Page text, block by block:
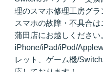
理のスマホ修理工房グラ
スマホの故障・不具合
蒲田店にお越しください
iPhone/iPad/iPod/
レット、ゲーム機/